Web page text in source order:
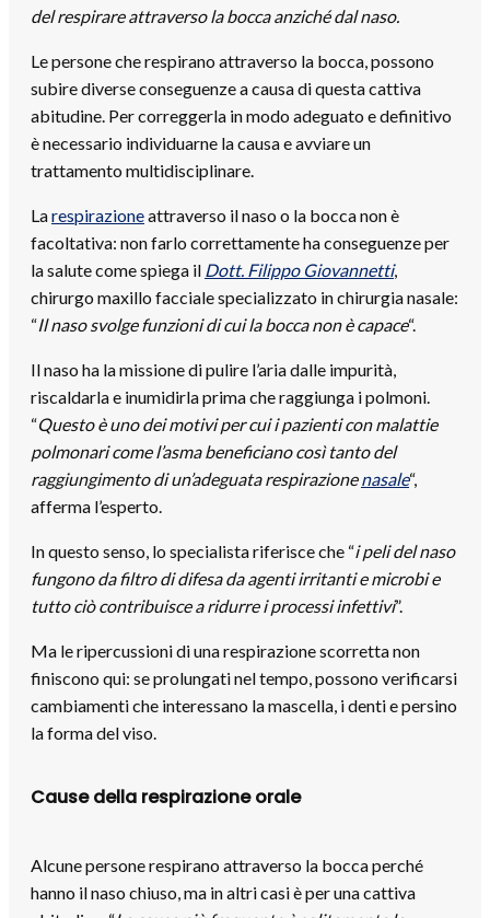
del respirare attraverso la bocca anziché dal naso.
Le persone che respirano attraverso la bocca, possono
subire diverse conseguenze a causa di questa cattiva
abitudine. Per correggerla in modo adeguato e definitivo
è necessario individuarne la causa e avviare un
trattamento multidisciplinare.
Larespirazioneattraverso il naso o la bocca non è
facoltativa: non farlo correttamente ha conseguenze per
la salute come spiega il Dott. Filippo Giovannetti,
chirurgo maxillo facciale specializzato in chirurgia nasale:
“Il naso svolge funzioni di cui la bocca non è capace“.
Il naso ha la missione di pulire l’aria dalle impurità,
riscaldarla e inumidirla prima che raggiunga i polmoni.
“Questo è uno dei motivi per cui i pazienti con malattie
polmonari come l’asma beneficiano così tanto del
raggiungimento di un’adeguata respirazionenasale“,
afferma l’esperto.
In questo senso, lo specialista riferisce che “i peli del naso
fungono da filtro di difesa da agenti irritanti e microbi e
tutto ciò contribuisce a ridurre i processi infettivi”.
Ma le ripercussioni di una respirazione scorretta non
finiscono qui: se prolungati nel tempo, possono verificarsi
cambiamenti che interessano la mascella, i denti e persino
la forma del viso.
Cause della respirazione orale
Alcune persone respirano attraverso la bocca perché
hanno il naso chiuso, ma in altri casi è per una cattiva